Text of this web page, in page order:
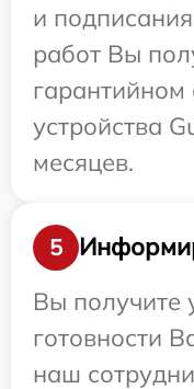
и
работ Вы
устройства
месяцев.
5
Вы получите
готовности
наш